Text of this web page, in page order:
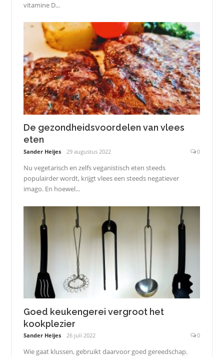
vitamine D...
De gezondheidsvoordelen van vlees
eten
Sander Heijes 29 augustus 2022 0
Nu vegetarisch en zelfs veganistisch eten steeds
populairder wordt, krijgt vlees een steeds negatiever
imago. En hoewel...
Goed keukengerei vergroot het
kookplezier
Sander Heijes 26 juli 2022 0
Wie gaat klussen, gebruikt daarvoor goed gereedschap.